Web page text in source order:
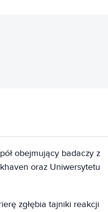
obejmujący badaczy z
oraz Uniwersytetu
zgłębia tajniki reakcji